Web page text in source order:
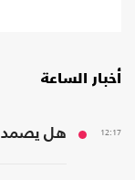
أخبار الساعة
12:17 هل يصمد